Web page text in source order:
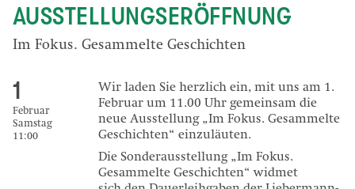
AUSSTELLUNGSERÖFFNUNG
Im Fokus. Gesammelte Geschichten
Wir laden Sie herzlich ein, mit uns am 1.
Februar um 11.00 Uhr gemeinsam die
neue Ausstellung „Im Fokus. Gesammelte
Geschichten“ einzuläuten.
Die Sonderausstellung „Im Fokus.
Gesammelte Geschichten“ widmet
1
Februar
Samstag
11:00